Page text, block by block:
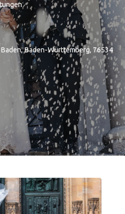
,Baden-Württemberg, 76534